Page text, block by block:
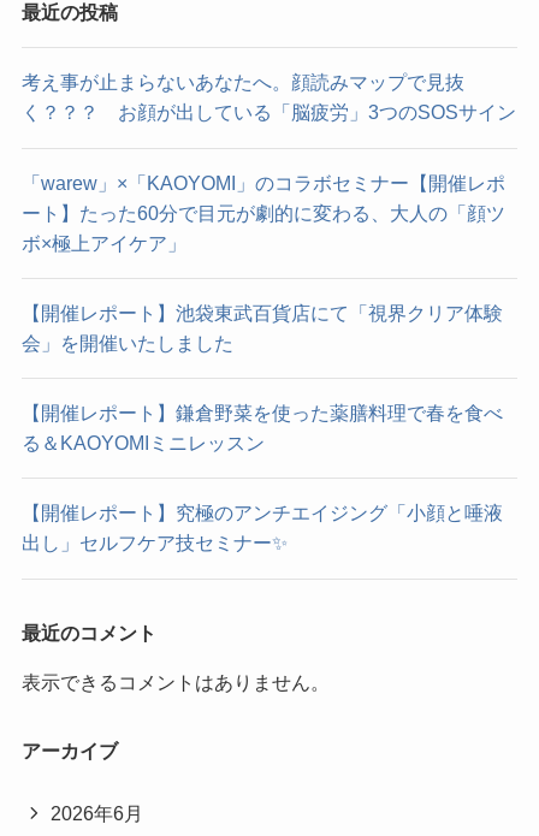
最近の投稿
考え事が止まらないあなたへ。顔読みマップで見抜
く？？？ お顔が出している「脳疲労」3つのSOSサイン
「warew」×「KAOYOMI」のコラボセミナー【開催レポ
ート】たった60分で目元が劇的に変わる、大人の「顔ツ
ボ×極上アイケア」
【開催レポート】池袋東武百貨店にて「視界クリア体験
会」を開催いたしました
【開催レポート】鎌倉野菜を使った薬膳料理で春を食べ
る＆KAOYOMIミニレッスン
【開催レポート】究極のアンチエイジング「小顔と唾液
出し」セルフケア技セミナー✨
最近のコメント
表示できるコメントはありません。
アーカイブ
2026年6月